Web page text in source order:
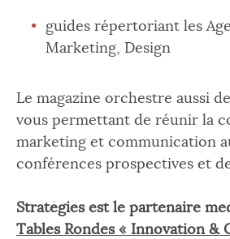
guides répertoriant les
Marketing, Design
Le magazine orchestre aussi
vous permettant de réunir la
marketing et communication
conférences prospectives et
Stratégies est le partenaire
Tables Rondes « Innovation &